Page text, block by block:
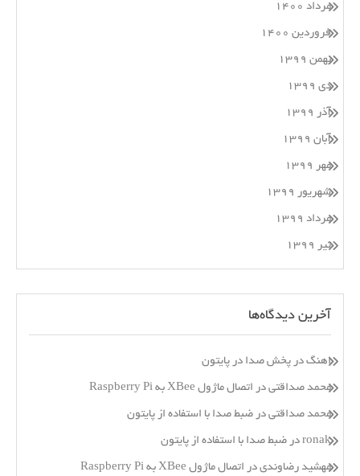
مرداد ۱۴۰۰
فروردین ۱۴۰۰
بهمن ۱۳۹۹
دی ۱۳۹۹
آذر ۱۳۹۹
آبان ۱۳۹۹
مهر ۱۳۹۹
شهریور ۱۳۹۹
مرداد ۱۳۹۹
تیر ۱۳۹۹
آخرین دیدگاه‌ها
اهنگدرپخش صدا در پایتون
محمد صداقتیدراتصال ماژول XBee به Raspberry Pi
محمد صداقتیدرضبط صدا با استفاده از پایتون
ronakدرضبط صدا با استفاده از پایتون
مهشید رضاوندیدراتصال ماژول XBee به Raspberry Pi